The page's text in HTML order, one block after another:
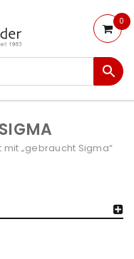
0
„gebraucht Sigma“